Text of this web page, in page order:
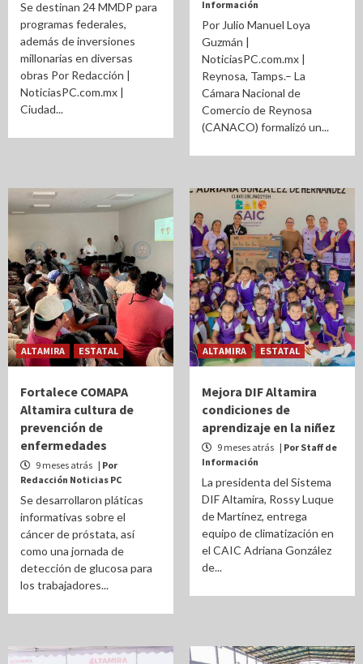
Se destinan 24 MMDP para
programas federales,
además de inversiones
millonarias en diversas
obras Por Redacción |
NoticiasPC.com.mx |
Ciudad...
Información
Por Julio Manuel Loya
Guzmán |
NoticiasPC.com.mx |
Reynosa, Tamps.– La
Cámara Nacional de
Comercio de Reynosa
(CANACO) formalizó un...
ALTAMIRA ESTATAL
Fortalece COMAPA
Altamira cultura de
prevención de
enfermedades
9 meses atrás | Por
Redacción Noticias PC
Se desarrollaron pláticas
informativas sobre el
cáncer de próstata, así
como una jornada de
detección de glucosa para
los trabajadores...
ALTAMIRA ESTATAL
Mejora DIF Altamira
condiciones de
aprendizaje en la niñez
9 meses atrás | Por Staff de
Información
La presidenta del Sistema
DIF Altamira, Rossy Luque
de Martínez, entrega
equipo de climatización en
el CAIC Adriana González
de...